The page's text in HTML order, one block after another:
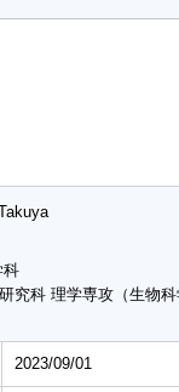
科
究科 理学専攻（生物
2023/09/01